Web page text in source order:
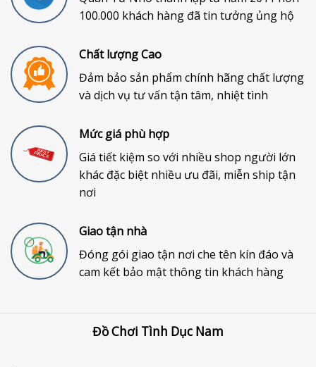
100.000 khách hàng đã tin tưởng ủng hộ
Chất lượng Cao
Đảm bảo sản phẩm chính hãng chất lượng
và dịch vụ tư vấn tận tâm, nhiệt tình
Mức giá phù hợp
Giá tiết kiệm so với nhiều shop người lớn
khác đặc biệt nhiều ưu đãi, miễn ship tận
nơi
Giao tận nhà
Đóng gói giao tận nơi che tên kín đáo và
cam kết bảo mật thông tin khách hàng
Đồ Chơi Tình Dục Nam